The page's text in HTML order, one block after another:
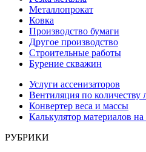
Металлопрокат
Ковка
Производство бумаги
Другое производство
Строительные работы
Бурение скважин
Услуги ассенизаторов
Вентиляция по количеству
Конвертер веса и массы
Калькулятор материалов
РУБРИКИ